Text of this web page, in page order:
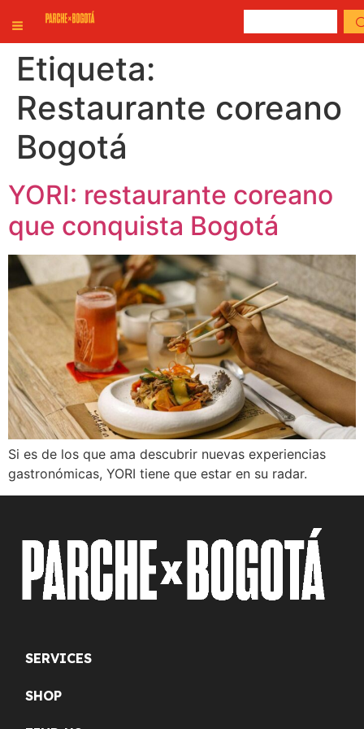
Etiqueta:
Restaurante coreano
Bogotá
YORI: restaurante coreano
que conquista Bogotá
Si es de los que ama descubrir nuevas experiencias
gastronómicas, YORI tiene que estar en su radar.
SERVICES
SHOP